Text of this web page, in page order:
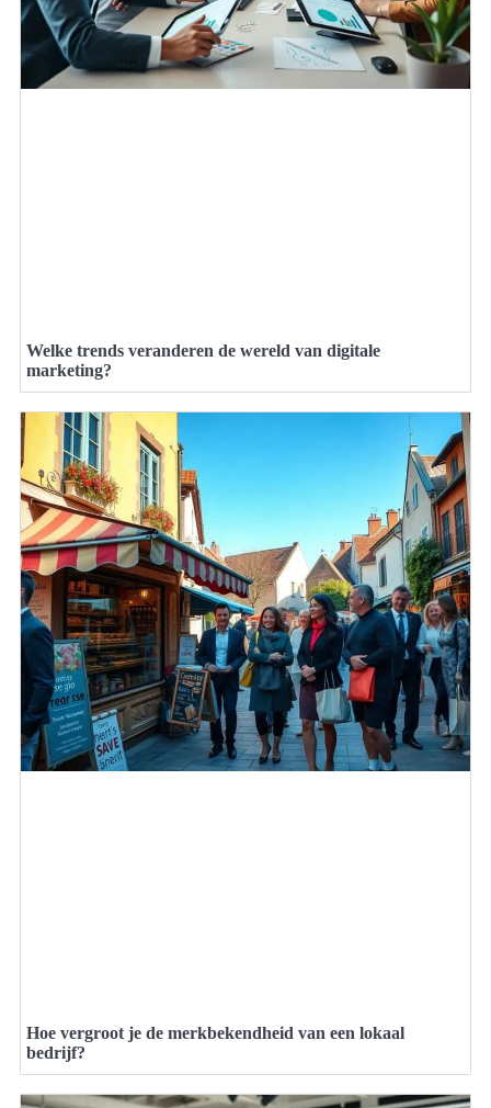
Welke trends veranderen de wereld van digitale
marketing?
Hoe vergroot je de merkbekendheid van een lokaal
bedrijf?